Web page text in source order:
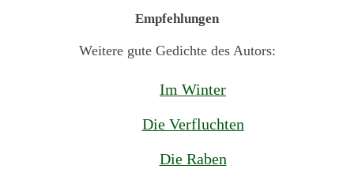
Empfehlungen
Weitere gute Gedichte des Autors:
Im Winter
Die Verfluchten
Die Raben